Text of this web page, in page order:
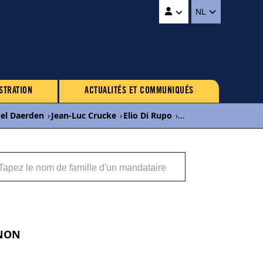
NL
ACTUALITÉS ET COMMUNIQUÉS
Daerden ›Jean-Luc Crucke ›Elio Di Rupo ›...